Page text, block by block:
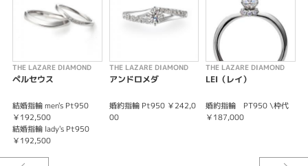
リューム感が際立ちます。
※選ばれる素材・ダイヤモンドグレードによって価格が変わります。
※価格にセンターダイヤは含まれません。
THE LAZARE DIAMOND
ペルセウス
結婚指輪 men's Pt950
￥192,500
結婚指輪 lady's Pt950
￥192,500
THE LAZARE DIAMOND
アンドロメダ
婚約指輪 Pt950 ￥242,0
00
THE LAZARE DIAMOND
LEI（レイ）
婚約指輪 PT950 \枠代
￥187,000